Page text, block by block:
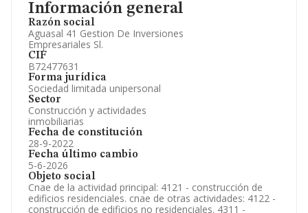
Información general
Razón social
Aguasal 41 Gestion De Inversiones
Empresariales Sl.
CIF
B72477631
Forma jurídica
Sociedad limitada unipersonal
Sector
Construcción y actividades
inmobiliarias
Fecha de constitución
28-9-2022
Fecha último cambio
5-6-2026
Objeto social
Cnae de la actividad principal: 4121 - construcción de
edificios residenciales. cnae de otras actividades: 4122 -
construcción de edificios no residenciales. 4311 -
Artículos de prensa publicados sobre la empresa.
Información oficial y registral complementaria.